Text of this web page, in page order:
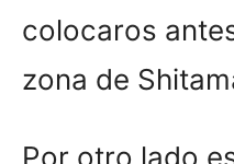
colocaros
zona de
Por otro lado